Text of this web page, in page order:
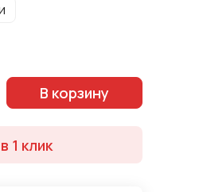
сочетании со шпоном дуба,
материалы на
материалов и
В корзину
1 клик